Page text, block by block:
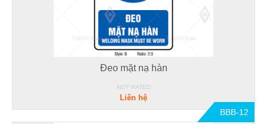
Đeo mặt nạ hàn
NOT RATED
Liên hệ
BBB-12